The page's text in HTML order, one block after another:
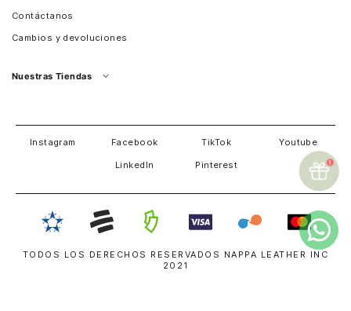
Contáctanos
Cambios y devoluciones
Costa Rica
Nuestras Tiendas
Instagram
Facebook TikTok Youtube
LinkedIn Pinterest
TODOS LOS DERECHOS RESERVADOS NAPPA LEATHER INC
2021